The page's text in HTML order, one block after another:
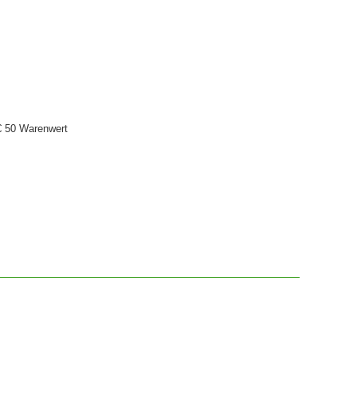
50 Warenwert